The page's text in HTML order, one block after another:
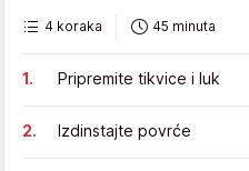
4 koraka 45 minuta
Pripremite tikvice i luk
Izdinstajte povrće